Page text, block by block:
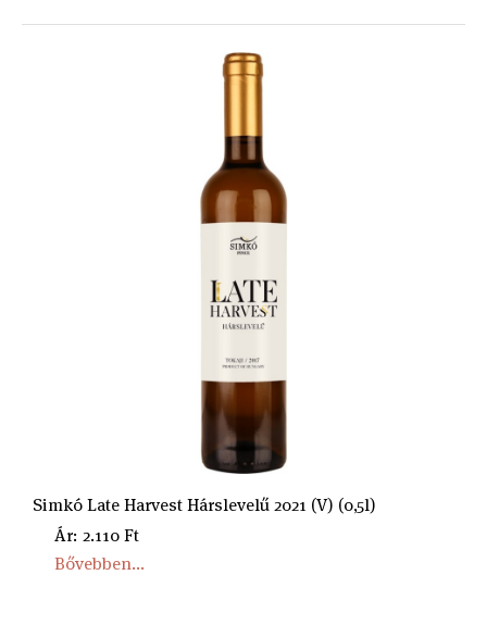
Simkó Late Harvest Hárslevelű 2021 (V) (0,5l)
Ár: 2.110 Ft
Bővebben...